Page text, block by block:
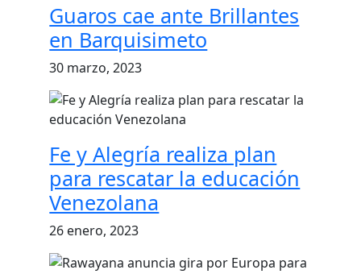
Guaros cae ante Brillantes
en Barquisimeto
30 marzo, 2023
Fe y Alegría realiza plan
para rescatar la educación
Venezolana
26 enero, 2023